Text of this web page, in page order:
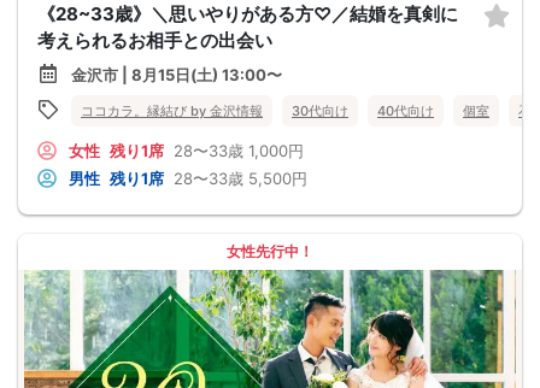
《28~33歳》＼思いやりがある方♡／結婚を真剣に
考えられるお相手との出会い
金沢市 | 8月15日(土) 13:00〜
ココカラ。縁結び by 金沢情報 30代向け 40代向け 個室 石
女性 残り1席 28〜33歳 1,000円
男性 残り1席 28〜33歳 5,500円
女性先行中！